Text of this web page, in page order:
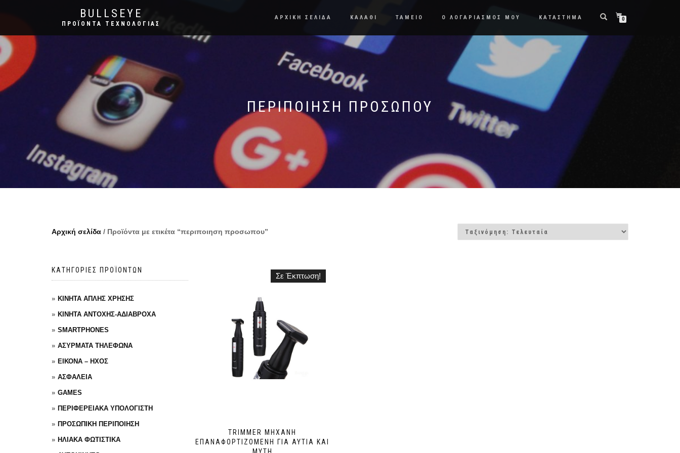
BULLSEYE
ΠΡΟΪΌΝΤΑ ΤΕΧΝΟΛΟΓΊΑΣ
ΑΡΧΙΚΗ ΣΕΛΙΔΑ ΚΑΛΑΘΙ ΤΑΜΕΙΟ Ο ΛΟΓΑΡΙΑΣΜΟΣ ΜΟΥ ΚΑΤΑΣΤΗΜΑ 0
ΠΕΡΙΠΟΙΗΣΗ ΠΡΟΣΩΠΟΥ
Αρχική σελίδα / Προϊόντα με ετικέτα “περιποιηση προσωπου”
TRIMMER ΜΗΧΑΝΉ
ΕΠΑΝΑΦΟΡΤΙΖΌΜΕΝΗ ΓΙΑ ΑΥΤΙΑ ΚΑΙ
ΜΥΤΗ
Σε Έκπτωση!
ΚΑΤΗΓΟΡΙΕΣ ΠΡΟΪΟΝΤΩΝ
ΚΙΝΗΤΑ ΑΠΛΗΣ ΧΡΗΣΗΣ
ΚΙΝΗΤΑ ΑΝΤΟΧΗΣ-ΑΔΙΑΒΡΟΧΑ
SMARTPHONES
ΑΣΥΡΜΑΤΑ ΤΗΛΕΦΩΝΑ
ΕΙΚΟΝΑ – ΗΧΟΣ
ΑΣΦΑΛΕΙΑ
GAMES
ΠΕΡΙΦΕΡΕΙΑΚΑ ΥΠΟΛΟΓΙΣΤΗ
ΠΡΟΣΩΠΙΚΗ ΠΕΡΙΠΟΙΗΣΗ
ΗΛΙΑΚΑ ΦΩΤΙΣΤΙΚΑ